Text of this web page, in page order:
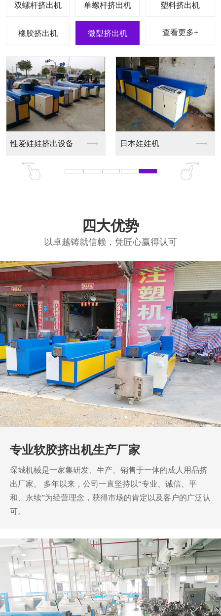
双螺杆挤出机 单螺杆挤出机 塑料挤出机
橡胶挤出机 微型挤出机 查看更多+
性爱娃娃挤出设备 日本娃娃机
四大优势
以卓越铸就信赖，凭匠心赢得认可
专业软胶挤出机生产厂家
琛城机械是一家集研发、生产、销售于一体的成人用品挤
出厂家。
多年以来，公司一直坚持以“专业、诚信、平
和、永续”为经营理念，获得市场的肯定以及客户的广泛认
可。